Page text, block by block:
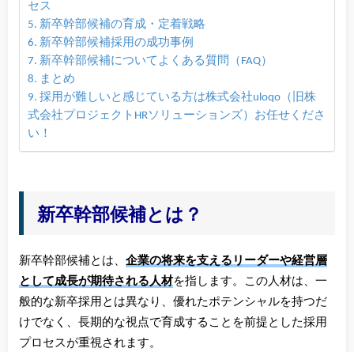
セス
新卒幹部候補の育成・定着戦略
新卒幹部候補採用の成功事例
新卒幹部候補についてよくある質問（FAQ）
まとめ
採用が難しいと感じている方は株式会社uloqo（旧株
式会社プロジェクトHRソリューションズ）お任せくださ
い！
新卒幹部候補とは？
新卒幹部候補とは、 企業の将来を支えるリーダーや経営層
として成長が期待される人材を指します。この人材は、一
般的な新卒採用とは異なり、優れたポテンシャルを持つだ
けでなく、長期的な視点で育成することを前提とした採用
プロセスが重視されます。